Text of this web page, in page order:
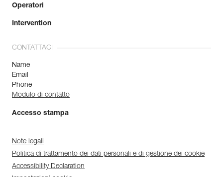
Operatori
Intervention
CONTATTACI
Name
Email
Phone
Modulo di contatto
Accesso stampa
Note legali
Politica di trattamento dei dati personali e di gestione dei cookie
Accessibility Declaration